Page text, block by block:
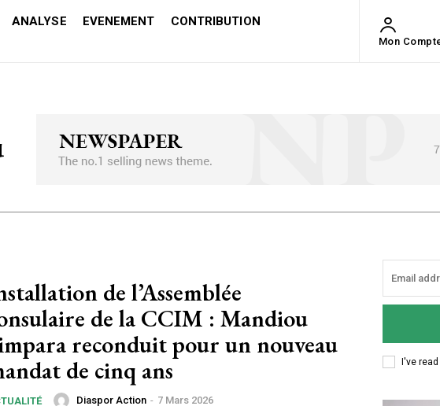
ANALYSE EVENEMENT
CONTRIBUTION
Mon
de l’Assemblée
de la CCIM : Mandiou
reconduit pour un nouveau
de cinq ans
Diaspor Action - 7 Mars 2026
I've